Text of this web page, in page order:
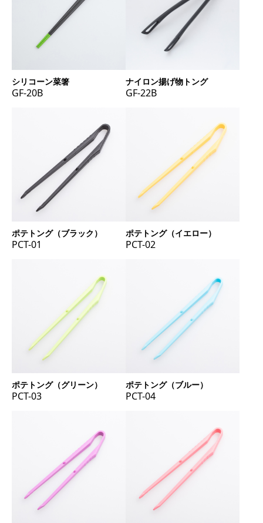
シリコーン菜箸
GF-20B
ナイロン揚げ物トング
GF-22B
ポテトング（ブラック）
PCT-01
ポテトング（イエロー）
PCT-02
ポテトング（グリーン）
PCT-03
ポテトング（ブルー）
PCT-04